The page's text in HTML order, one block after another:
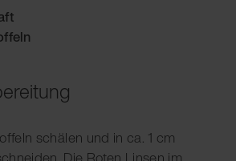
schälen und in ca. 1 cm